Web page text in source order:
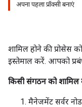
अपना पहला प्रॉक्सी बनाएं
शामिल होने की प्रोसेस
इस्तेमाल करें. आपको
किसी संगठन को
मैनेजमेंट सर्वर